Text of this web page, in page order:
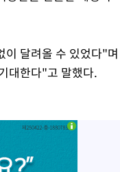
이 달려올 수 있었다"며
대한다"고 말했다.